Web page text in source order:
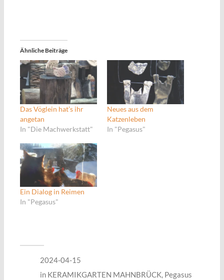
Ähnliche Beiträge
Das Vöglein hat’s ihr
angetan
In "Die Machwerkstatt"
Neues aus dem
Katzenleben
In "Pegasus"
Ein Dialog in Reimen
In "Pegasus"
2024-04-15
in KERAMIKGARTEN MAHNBRÜCK, Pegasus